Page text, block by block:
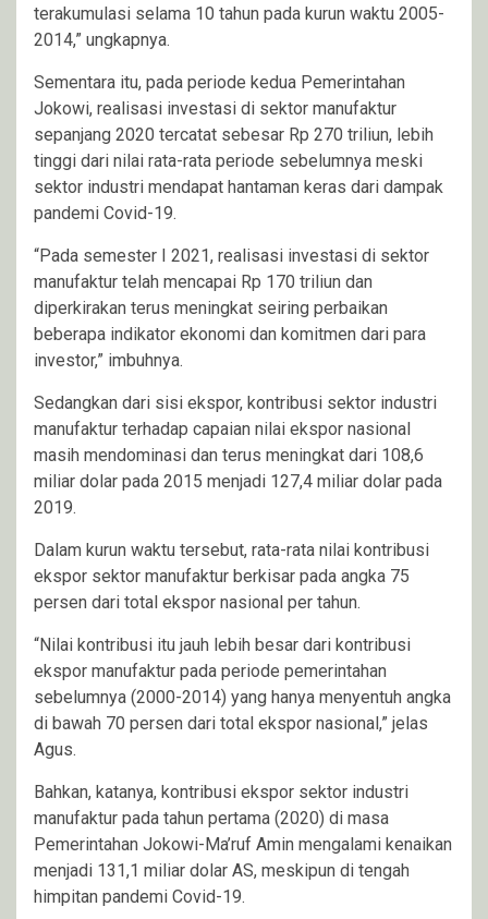
terakumulasi selama 10 tahun pada kurun waktu 2005-
2014,” ungkapnya.
Sementara itu, pada periode kedua Pemerintahan
Jokowi, realisasi investasi di sektor manufaktur
sepanjang 2020 tercatat sebesar Rp 270 triliun, lebih
tinggi dari nilai rata-rata periode sebelumnya meski
sektor industri mendapat hantaman keras dari dampak
pandemi Covid-19.
“Pada semester I 2021, realisasi investasi di sektor
manufaktur telah mencapai Rp 170 triliun dan
diperkirakan terus meningkat seiring perbaikan
beberapa indikator ekonomi dan komitmen dari para
investor,” imbuhnya.
Sedangkan dari sisi ekspor, kontribusi sektor industri
manufaktur terhadap capaian nilai ekspor nasional
masih mendominasi dan terus meningkat dari 108,6
miliar dolar pada 2015 menjadi 127,4 miliar dolar pada
2019.
Dalam kurun waktu tersebut, rata-rata nilai kontribusi
ekspor sektor manufaktur berkisar pada angka 75
persen dari total ekspor nasional per tahun.
“Nilai kontribusi itu jauh lebih besar dari kontribusi
ekspor manufaktur pada periode pemerintahan
sebelumnya (2000-2014) yang hanya menyentuh angka
di bawah 70 persen dari total ekspor nasional,” jelas
Agus.
Bahkan, katanya, kontribusi ekspor sektor industri
manufaktur pada tahun pertama (2020) di masa
Pemerintahan Jokowi-Ma’ruf Amin mengalami kenaikan
menjadi 131,1 miliar dolar AS, meskipun di tengah
himpitan pandemi Covid-19.